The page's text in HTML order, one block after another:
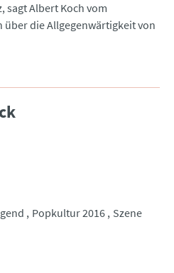
sagt Albert Koch vom
über die Allgegenwärtigkeit von
Popkultur 2016 Szene